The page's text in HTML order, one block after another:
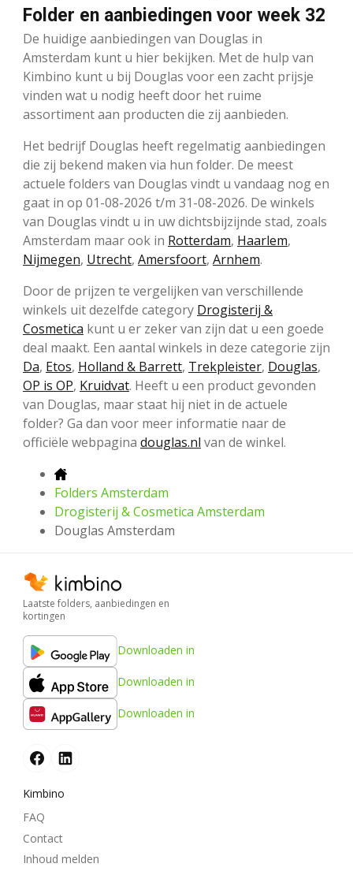
Folder en aanbiedingen voor week 32
De huidige aanbiedingen van Douglas in
Amsterdam kunt u hier bekijken. Met de hulp van
Kimbino kunt u bij Douglas voor een zacht prijsje
vinden wat u nodig heeft door het ruime
assortiment aan producten die zij aanbieden.
Het bedrijf Douglas heeft regelmatig aanbiedingen
die zij bekend maken via hun folder. De meest
actuele folders van Douglas vindt u vandaag nog en
gaat in op 01-08-2026 t/m 31-08-2026. De winkels
van Douglas vindt u in uw dichtsbijzijnde stad, zoals
Amsterdam maar ook in Rotterdam, Haarlem,
Nijmegen, Utrecht, Amersfoort, Arnhem.
Door de prijzen te vergelijken van verschillende
winkels uit dezelfde category Drogisterij &
Cosmetica kunt u er zeker van zijn dat u een goede
deal maakt. Een aantal winkels in deze categorie zijn
Da, Etos, Holland & Barrett, Trekpleister, Douglas,
OP is OP, Kruidvat. Heeft u een product gevonden
van Douglas, maar staat hij niet in de actuele
folder? Ga dan voor meer informatie naar de
officiële webpagina douglas.nl van de winkel.
Folders Amsterdam
Drogisterij & Cosmetica Amsterdam
Douglas Amsterdam
Laatste folders, aanbiedingen en
kortingen
Downloaden in
Downloaden in
Downloaden in
Kimbino
FAQ
Contact
Inhoud melden